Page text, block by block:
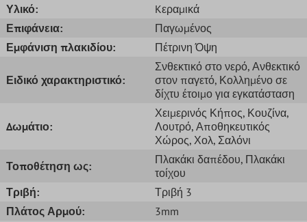
Υλικό:
Kεραμικά
Επιφάνεια:
Παγωμένος
Εμφάνιση πλακιδίου:
Πέτρινη Όψη
Ειδικό χαρακτηριστικό:
Σνθεκτικό στο νερό, Ανθεκτικό
στον παγετό, Κολλημένο σε
δίχτυ έτοιμο για εγκατάσταση
Δωμάτιο:
Χειμερινός Κήπος, Κουζίνα,
Λουτρό, Αποθηκευτικός
Χώρος, Χολ, Σαλόνι
Τοποθέτηση ως:
Πλακάκι δαπέδου, Πλακάκι
τοίχου
Τριβή:
Τριβή 3
Πλάτος Αρμού:
3mm